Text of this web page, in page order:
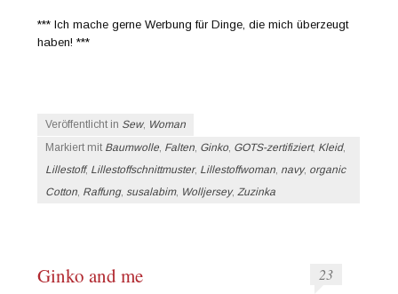
*** Ich mache gerne Werbung für Dinge, die mich überzeugt
haben! ***
Veröffentlicht in Sew, Woman
Markiert mit Baumwolle Falten Ginko GOTS-zertifiziert, Kleid,
Lillestoff, Lillestoffschnittmuster, Lillestoffwoman navy, organic
Cotton Raffung, susalabim, Wolljersey, Zuzinka
Ginko and me
23